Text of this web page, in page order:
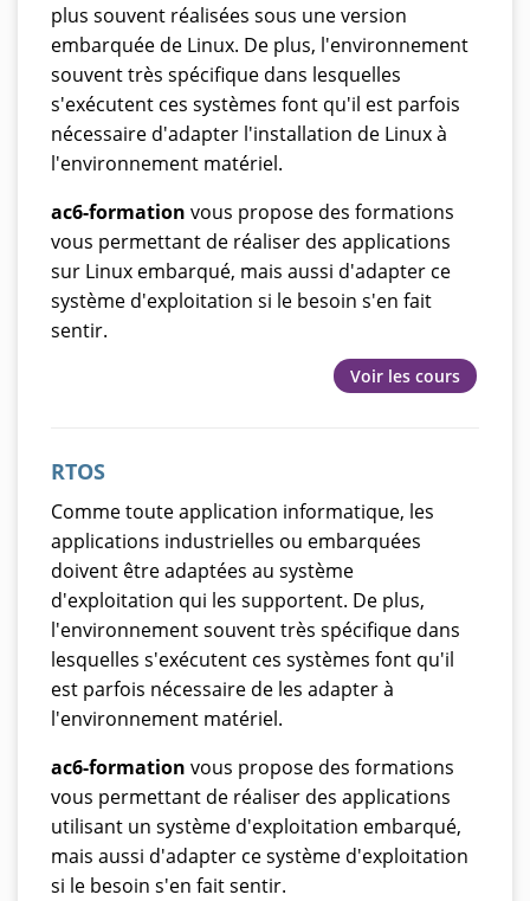
plus souvent réalisées sous une version
embarquée de Linux. De plus, l'environnement
souvent très spécifique dans lesquelles
s'exécutent ces systèmes font qu'il est parfois
nécessaire d'adapter l'installation de Linux à
l'environnement matériel.
ac6-formation vous propose des formations
vous permettant de réaliser des applications
sur Linux embarqué, mais aussi d'adapter ce
système d'exploitation si le besoin s'en fait
sentir.
Voir les cours
RTOS
Comme toute application informatique, les
applications industrielles ou embarquées
doivent être adaptées au système
d'exploitation qui les supportent. De plus,
l'environnement souvent très spécifique dans
lesquelles s'exécutent ces systèmes font qu'il
est parfois nécessaire de les adapter à
l'environnement matériel.
ac6-formation vous propose des formations
vous permettant de réaliser des applications
utilisant un système d'exploitation embarqué,
mais aussi d'adapter ce système d'exploitation
si le besoin s'en fait sentir.